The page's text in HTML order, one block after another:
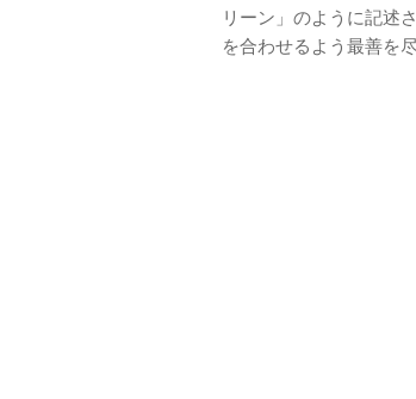
リーン」のように記述
を合わせるよう最善を